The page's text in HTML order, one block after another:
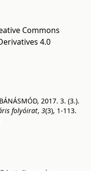
Commons
4.0
2017. 3. (3.).
folyóirat, 3(3), 1-113.